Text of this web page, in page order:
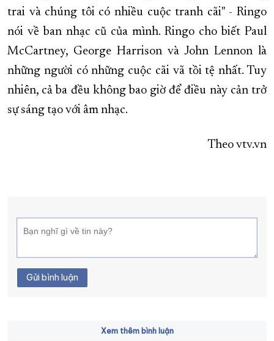
trai và chúng tôi có nhiều cuộc tranh cãi" - Ringo
nói về ban nhạc cũ của mình. Ringo cho biết Paul
McCartney, George Harrison và John Lennon là
những người có những cuộc cãi vã tồi tệ nhất. Tuy
nhiên, cả ba đều không bao giờ để điều này cản trở
sự sáng tạo với âm nhạc.
Theo vtv.vn
Gửi bình luận
Xem thêm bình luận